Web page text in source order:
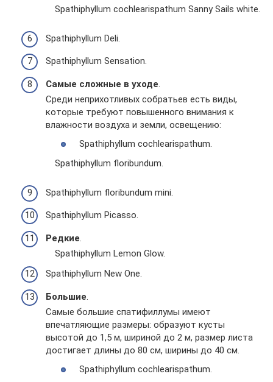
Spathiphyllum cochlearispathum Sanny Sails white.
Spathiphyllum Deli.
Spathiphyllum Sensation.
Самые сложные в уходе.
Среди неприхотливых собратьев есть виды,
которые требуют повышенного внимания к
влажности воздуха и земли, освещению:
Spathiphyllum cochlearispathum.
Spathiphyllum floribundum.
Spathiphyllum floribundum mini.
Spathiphyllum Picasso.
Редкие.
Spathiphyllum Lemon Glow.
Spathiphyllum New One.
Большие.
Самые большие спатифиллумы имеют
впечатляющие размеры: образуют кусты
высотой до 1,5 м, шириной до 2 м, размер листа
достигает длины до 80 см, ширины до 40 см.
Spathiphyllum cochlearispathum.